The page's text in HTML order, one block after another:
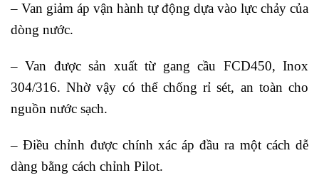
– Van giảm áp vận hành tự động dựa vào lực chảy của
dòng nước.
– Van được sản xuất từ gang cầu FCD450, Inox
304/316. Nhờ vậy có thể chống rỉ sét, an toàn cho
nguồn nước sạch.
– Điều chỉnh được chính xác áp đầu ra một cách dễ
dàng bằng cách chỉnh Pilot.